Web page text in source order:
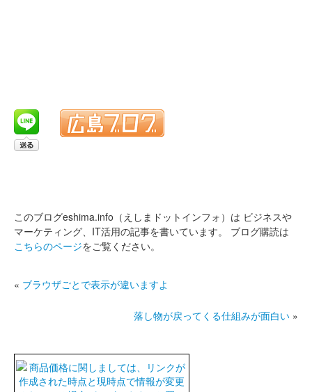
このブログeshima.info（えしまドットインフォ）は ビジネスや
マーケティング、IT活用の記事を書いています。
ブログ購読は
こちらのページをご覧ください。
« ブラウザごとで表示が違いますよ
落し物が戻ってくる仕組みが面白い »